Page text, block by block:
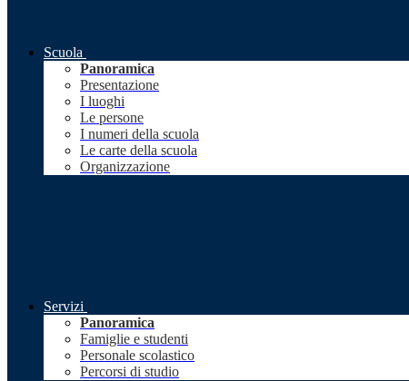
Scuola
Panoramica
Presentazione
I luoghi
Le persone
I numeri della scuola
Le carte della scuola
Organizzazione
Servizi
Panoramica
Famiglie e studenti
Personale scolastico
Percorsi di studio